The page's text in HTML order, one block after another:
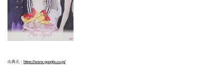
出典元： https://www.google.co.jp/